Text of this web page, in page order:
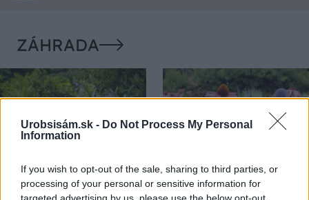
Urobsisám.sk - Do Not Process My Personal
Information
If you wish to opt-out of the sale, sharing to third parties, or
processing of your personal or sensitive information for
targeted advertising by us, please use the below opt-out
ZÁHRADA
5 trvaliek s
Trvalky, ktoré znesú